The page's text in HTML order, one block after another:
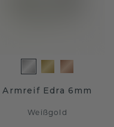
Armreif Edra 6mm
Weißgold